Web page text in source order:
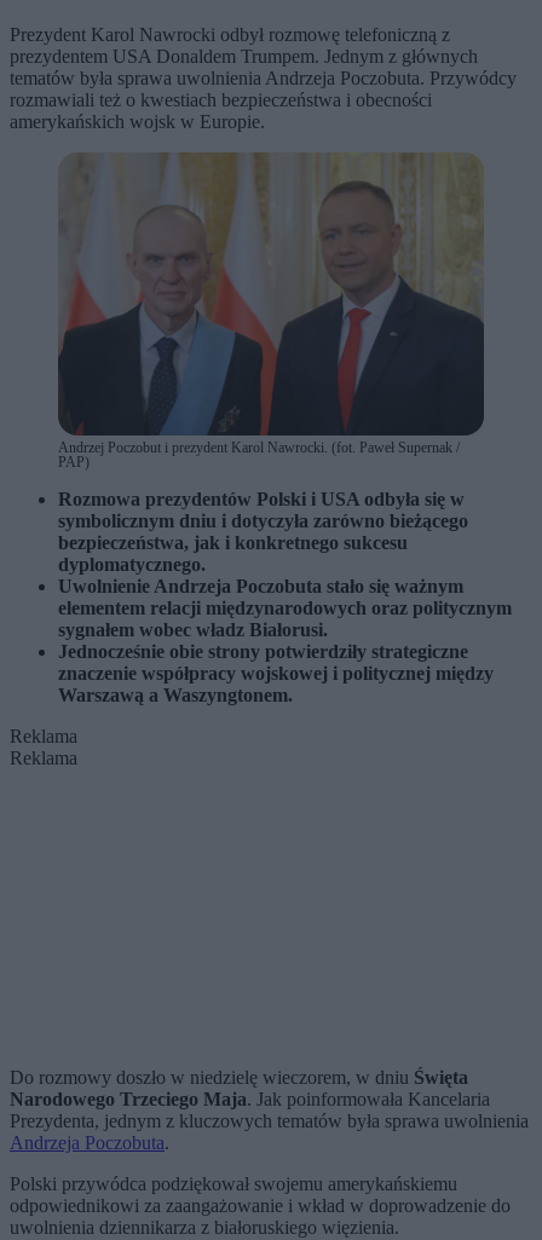
Prezydent Karol Nawrocki odbył rozmowę telefoniczną z
prezydentem USA Donaldem Trumpem. Jednym z głównych
tematów była sprawa uwolnienia Andrzeja Poczobuta. Przywódcy
rozmawiali też o kwestiach bezpieczeństwa i obecności
amerykańskich wojsk w Europie.
Andrzej Poczobut i prezydent Karol Nawrocki. (fot. Paweł Supernak /
PAP)
Rozmowa prezydentów Polski i USA odbyła się w
symbolicznym dniu i dotyczyła zarówno bieżącego
bezpieczeństwa, jak i konkretnego sukcesu
dyplomatycznego.
Uwolnienie Andrzeja Poczobuta stało się ważnym
elementem relacji międzynarodowych oraz politycznym
sygnałem wobec władz Białorusi.
Jednocześnie obie strony potwierdziły strategiczne
znaczenie współpracy wojskowej i politycznej między
Warszawą a Waszyngtonem.
Reklama
Reklama
Do rozmowy doszło w niedzielę wieczorem, w dniu Święta
Narodowego Trzeciego Maja. Jak poinformowała Kancelaria
Prezydenta, jednym z kluczowych tematów była sprawa uwolnienia
Andrzeja Poczobuta.
Polski przywódca podziękował swojemu amerykańskiemu
odpowiednikowi za zaangażowanie i wkład w doprowadzenie do
uwolnienia dziennikarza z białoruskiego więzienia.